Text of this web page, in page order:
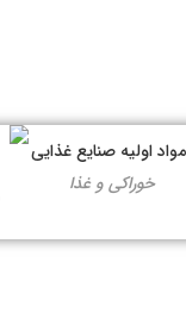
خوراکی و غذا